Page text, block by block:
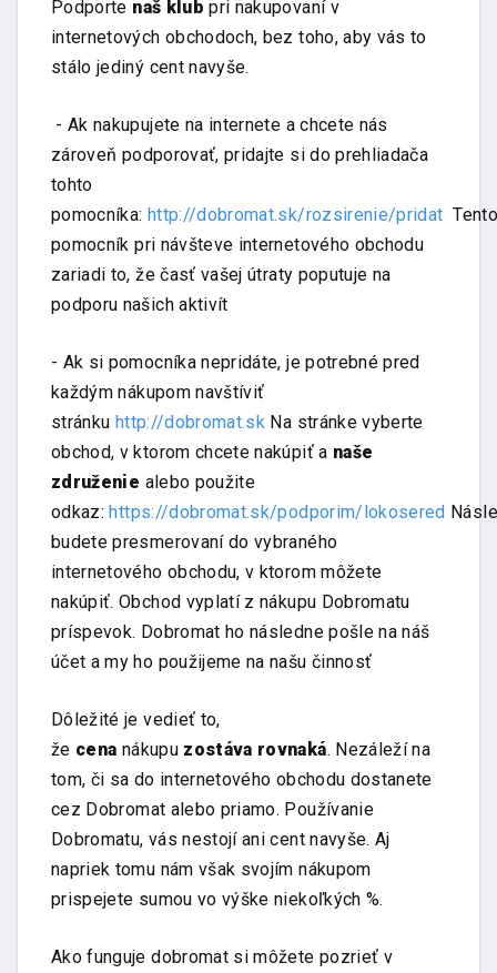
Podporte naš klubpri nakupovaní v
internetových obchodoch, bez toho, aby vás to
stálo jediný cent navyše.
- Ak nakupujete na internete a chcete nás
zároveň podporovať, pridajte si do prehliadača
tohto
pomocníka: http://dobromat.sk/rozsirenie/pridat Tento
pomocník pri návšteve internetového obchodu
zariadi to, že časť vašej útraty poputuje na
podporu našich aktivít
- Ak si pomocníka nepridáte, je potrebné pred
každým nákupom navštíviť
stránku http://dobromat.sk Na stránke vyberte
obchod, v ktorom chcete nakúpiť a naše
združenie alebo použite
odkaz:https://dobromat.sk/podporim/lokosered
budete presmerovaní do vybraného
internetového obchodu, v ktorom môžete
nakúpiť. Obchod vyplatí z nákupu Dobromatu
príspevok. Dobromat ho následne pošle na náš
účet a my ho použijeme na našu činnosť
Dôležité je vedieť to,
že cena nákupu zostáva rovnaká. Nezáleží na
tom, či sa do internetového obchodu dostanete
cez Dobromat alebo priamo. Používanie
Dobromatu, vás nestojí ani cent navyše. Aj
napriek tomu nám však svojím nákupom
prispejete sumou vo výške niekoľkých %.
Ako funguje dobromat si môžete pozrieť v